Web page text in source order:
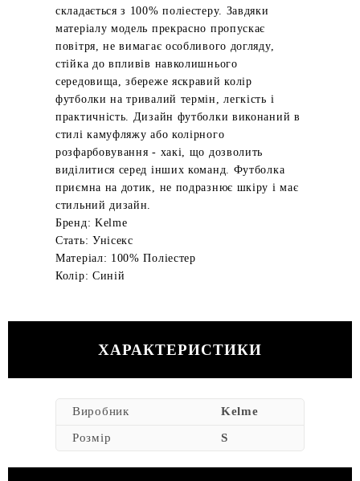
складається з 100% поліестеру. Завдяки
матеріалу модель прекрасно пропускає
повітря, не вимагає особливого догляду,
стійка до впливів навколишнього
середовища, збереже яскравий колір
футболки на тривалий термін, легкість і
практичність. Дизайн футболки виконаний в
стилі камуфляжу або колірного
розфарбовування - хакі, що дозволить
виділитися серед інших команд. Футболка
приємна на дотик, не подразнює шкіру і має
стильний дизайн.
Бренд: Kelme
Стать: Унісекс
Матеріал: 100% Поліестер
Колір: Синій
ХАРАКТЕРИСТИКИ
Виробник Kelme
Розмір S